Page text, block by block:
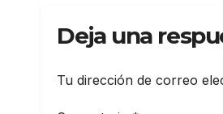
Deja una
Tu dirección de correo